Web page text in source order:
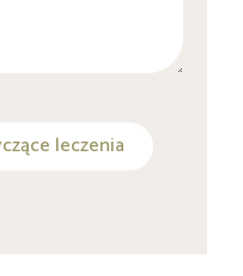
leczenia